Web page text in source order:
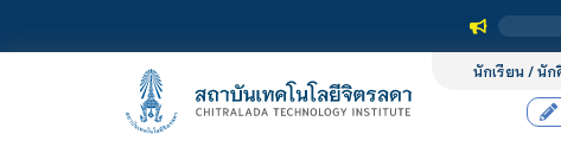
นักเรียน / นัก